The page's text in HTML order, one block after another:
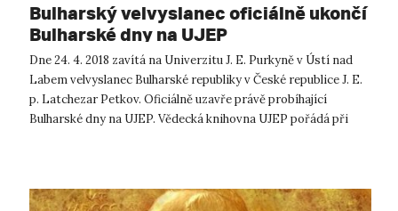
Bulharský velvyslanec oficiálně ukončí
Bulharské dny na UJEP
Dne 24. 4. 2018 zavítá na Univerzitu J. E. Purkyně v Ústí nad
Labem velvyslanec Bulharské republiky v České republice J. E.
p. Latchezar Petkov. Oficiálně uzavře právě probíhající
Bulharské dny na UJEP. Vědecká knihovna UJEP pořádá při